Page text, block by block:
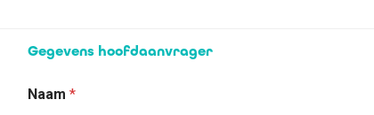
Gegevens hoofdaanvrager
Naam *